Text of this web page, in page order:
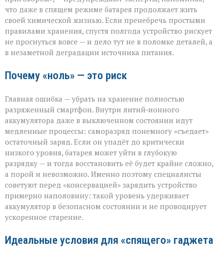
хранения
гаджета
что даже в спящем режиме батарея продолжает жить
своей химической жизнью. Если пренебречь простыми
правилами хранения, спустя полгода устройство рискует
не проснуться вовсе — и дело тут не в поломке деталей, а
в незаметной деградации источника питания.
Почему «ноль» — это риск
Главная ошибка — убрать на хранение полностью
разряженный смартфон. Внутри литий‑ионного
аккумулятора даже в выключенном состоянии идут
медленные процессы: саморазряд понемногу «съедает»
остаточный заряд. Если он упадёт до критически
низкого уровня, батарея может уйти в глубокую
разрядку — и тогда восстановить её будет крайне сложно,
а порой и невозможно. Именно поэтому специалисты
советуют перед «консервацией» зарядить устройство
примерно наполовину: такой уровень удерживает
аккумулятор в безопасном состоянии и не провоцирует
ускоренное старение.
Идеальные условия для «спящего» гаджета